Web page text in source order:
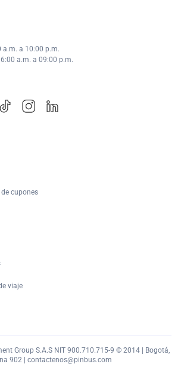
a.m. a 10:00 p.m.
a.m. a 09:00 p.m.
cupones
viaje
Group S.A.S NIT 900.710.715-9 © 2014 | Bogotá,
902 | contactenos@pinbus.com